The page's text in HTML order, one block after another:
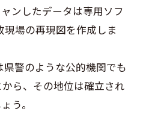
ンしたデータは専用ソフ
現場の再現図を作成しま
警のような公的機関でも
ら、その地位は確立され
う。